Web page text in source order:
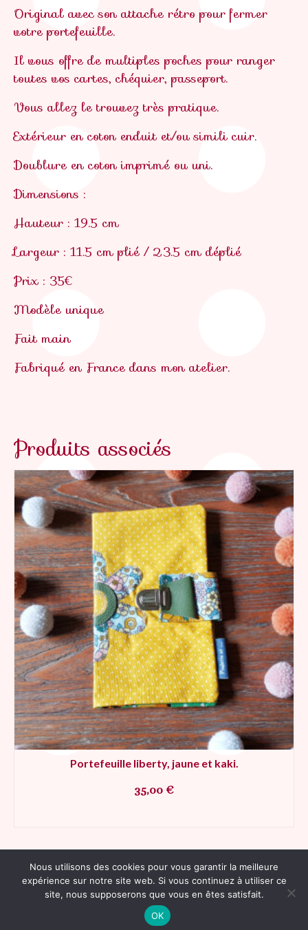
Original avec son attache rétro pour fermer
votre portefeuille.
Il vous offre de multiples poches pour ranger
toutes vos cartes, chéquier, passeport.
Vous allez le trouvez très pratique.
Extérieur en coton enduit et/ou simili cuir.
Doublure en coton imprimé ou uni.
Dimensions :
Hauteur : 19.5 cm
Largeur : 11.5 cm plié / 23.5 cm déplié
Prix : 35€
Modèle unique
Fait main
Fabriqué en France dans mon atelier.
Produits associés
Portefeuille liberty, jaune et kaki.
35,00 €
Contact Plan du site RGPD Mentions légales CGV
© 2026 Poulette et ses p'tits pois - WordPress Theme by
Nous utilisons des cookies pour vous garantir la meilleure
expérience sur notre site web. Si vous continuez à utiliser ce
site, nous supposerons que vous en êtes satisfait.
OK